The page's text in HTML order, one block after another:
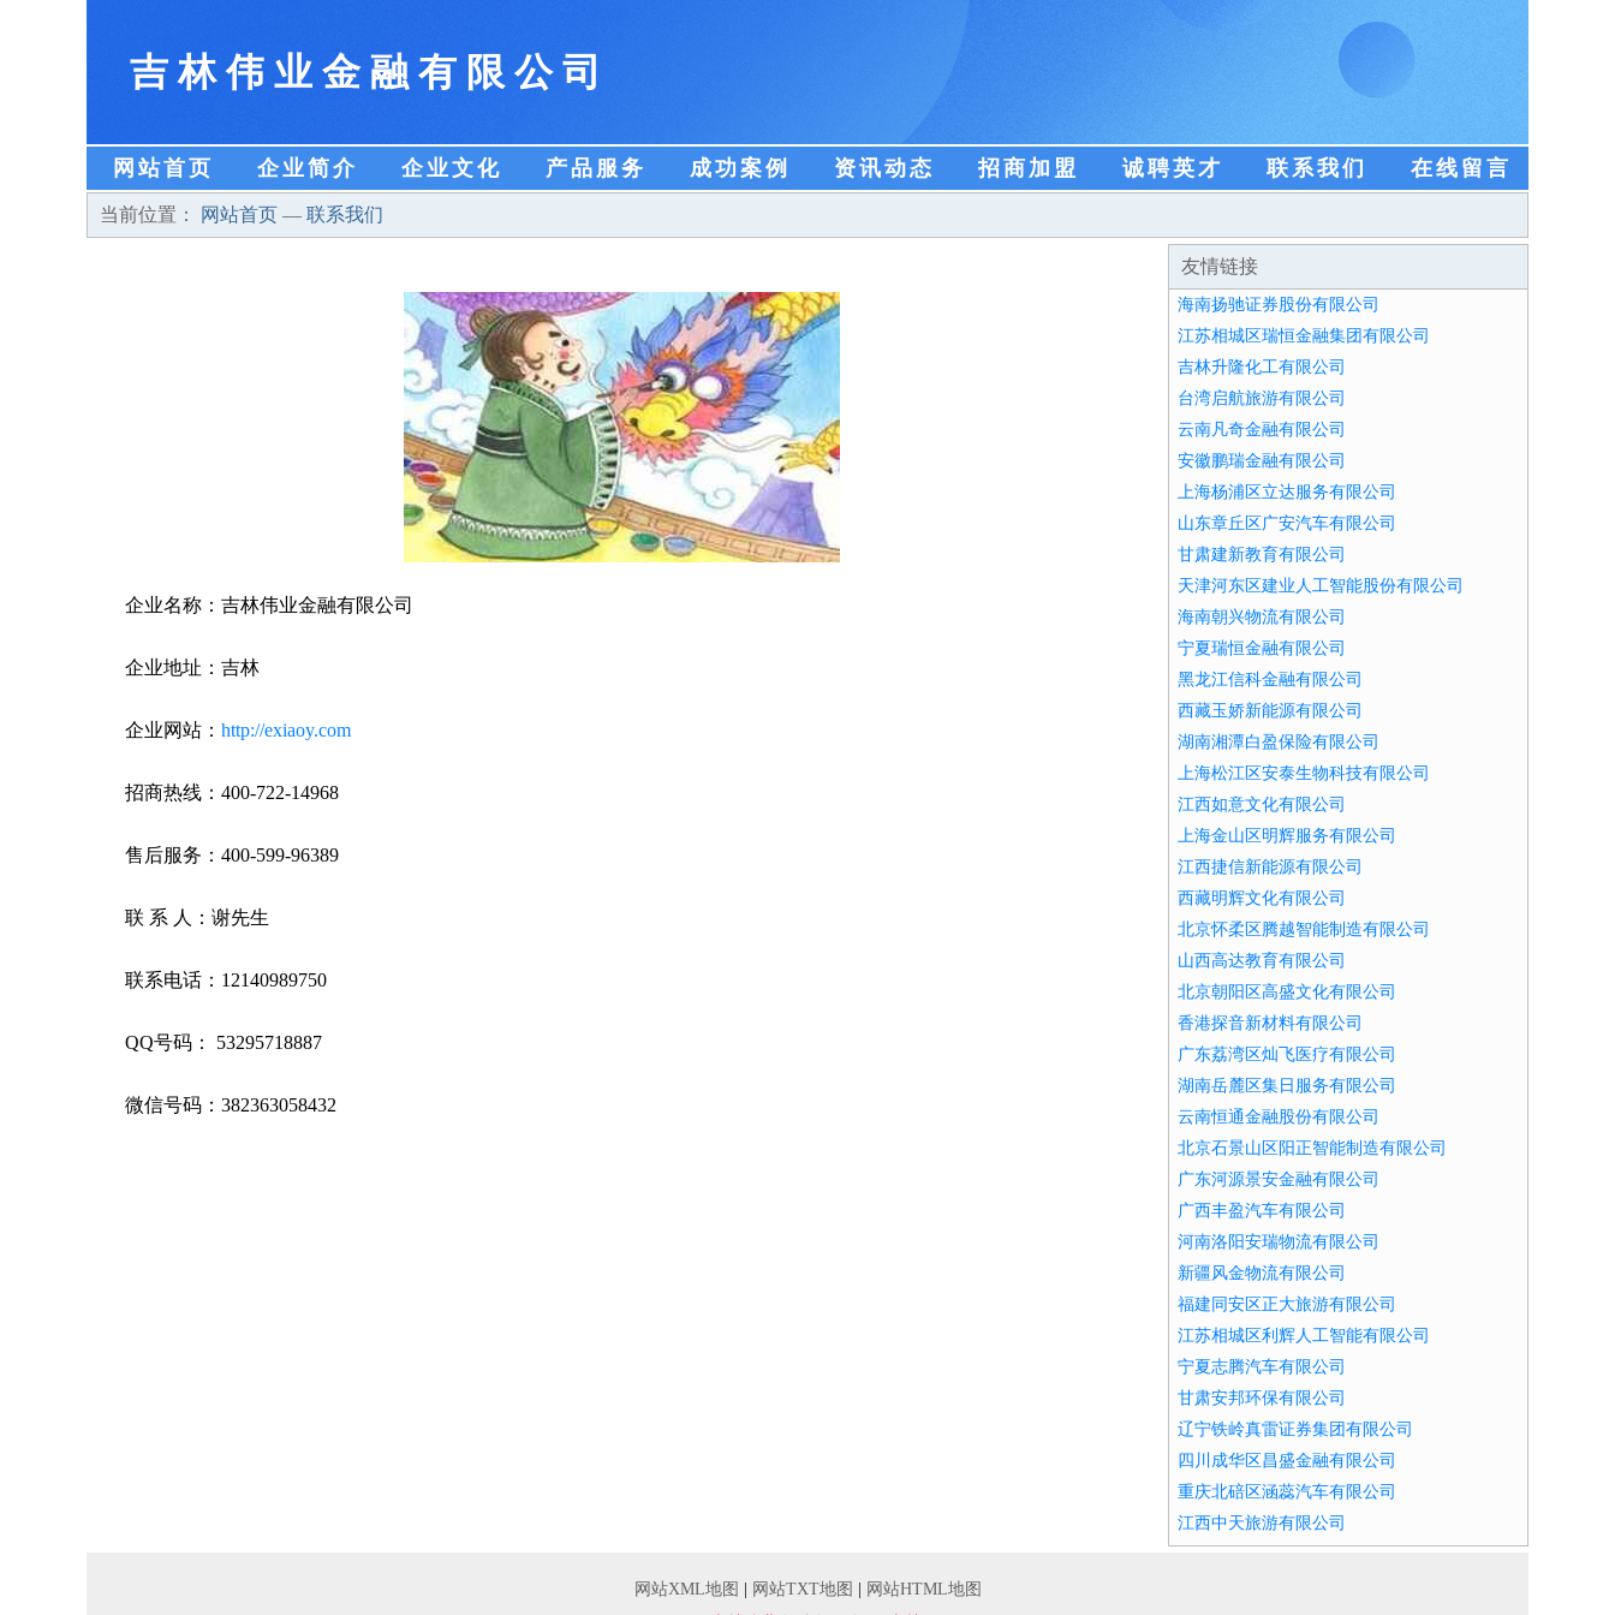
吉林伟业金融有限公司
网站首页 企业简介 企业文化 产品服务 成功案例 资讯动态 招商加盟 诚聘英才 联系我们 在线留言
当前位置： 网站首页 — 联系我们
企业名称：吉林伟业金融有限公司
企业地址：吉林
企业网站： http://exiaoy.com
招商热线：400-722-14968
售后服务：400-599-96389
联 系 人：谢先生
联系电话：12140989750
QQ号码： 53295718887
微信号码：382363058432
友情链接
海南扬驰证券股份有限公司
江苏相城区瑞恒金融集团有限公司
吉林升隆化工有限公司
台湾启航旅游有限公司
云南凡奇金融有限公司
安徽鹏瑞金融有限公司
上海杨浦区立达服务有限公司
山东章丘区广安汽车有限公司
甘肃建新教育有限公司
天津河东区建业人工智能股份有限公司
海南朝兴物流有限公司
宁夏瑞恒金融有限公司
黑龙江信科金融有限公司
西藏玉娇新能源有限公司
湖南湘潭白盈保险有限公司
上海松江区安泰生物科技有限公司
江西如意文化有限公司
上海金山区明辉服务有限公司
江西捷信新能源有限公司
西藏明辉文化有限公司
北京怀柔区腾越智能制造有限公司
山西高达教育有限公司
北京朝阳区高盛文化有限公司
香港探音新材料有限公司
广东荔湾区灿飞医疗有限公司
湖南岳麓区集日服务有限公司
云南恒通金融股份有限公司
北京石景山区阳正智能制造有限公司
广东河源景安金融有限公司
广西丰盈汽车有限公司
河南洛阳安瑞物流有限公司
新疆风金物流有限公司
福建同安区正大旅游有限公司
江苏相城区利辉人工智能有限公司
宁夏志腾汽车有限公司
甘肃安邦环保有限公司
辽宁铁岭真雷证券集团有限公司
四川成华区昌盛金融有限公司
重庆北碚区涵蕊汽车有限公司
江西中天旅游有限公司
网站XML地图 网站TXT地图
网站HTML地图